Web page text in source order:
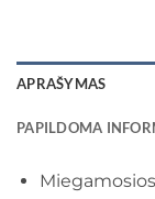
APRAŠYMAS
PAPILDOMA